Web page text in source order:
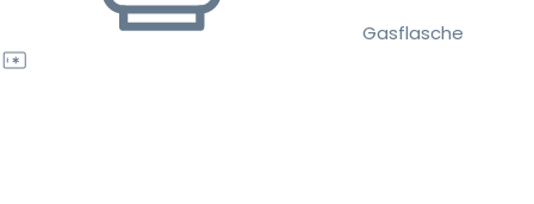
Gasflasche